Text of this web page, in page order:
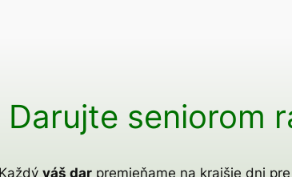
Darujte seniorom
Každý váš darpremieňame na krajšie dni